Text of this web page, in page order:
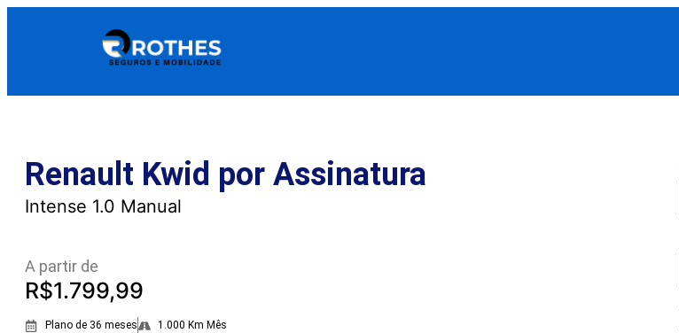
Renault Kwid por Assinatura
Intense 1.0 Manual
A partir de
R$1.799,99
Plano de 36 meses 1.000 Km Mês